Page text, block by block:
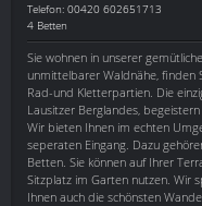
Telefon: 00420 602651713
4 Betten
Sie wohnen in unserer
unmittelbarer Waldnähe, finden
Rad-und Kletterpartien. Die
Lausitzer Berglandes,
Wir bieten Ihnen im echten
seperaten Eingang. Dazu
Betten. Sie können auf Ihrer
Sitzplatz im Garten nutzen. Wir
Ihnen auch die schönsten